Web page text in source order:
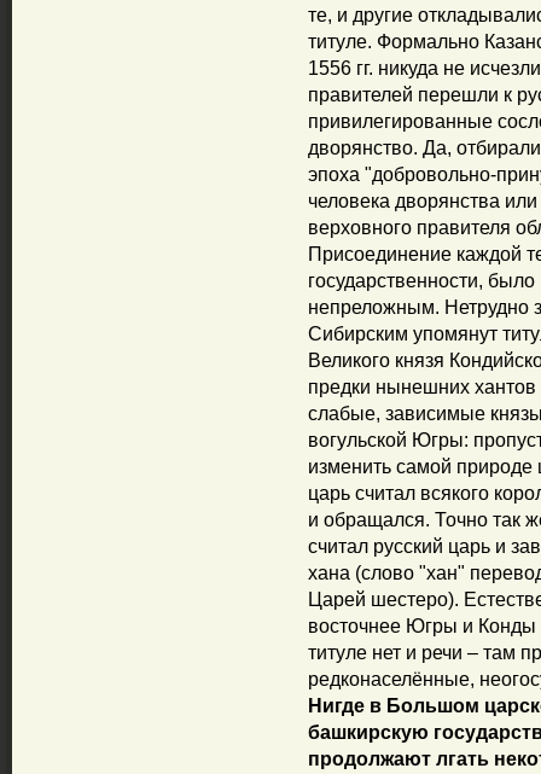
те, и другие
титуле. Формально
1556 гг. никуда не
правителей перешли к
привилегированные
дворянство. Да,
эпоха "добровольно-
человека дворянства или
верховного правителя
Присоединение каждой
государственности,
непреложным. Нетрудно
Сибирским упомянут
Великого князя
предки нынешних
слабые, зависимые
вогульской Югры:
изменить самой природе
царь считал всякого
и обращался. Точно так
считал русский царь и
хана (слово "хан"
Царей шестеро).
восточнее Югры и Конды
титуле нет и речи – там
редконаселённые,
Нигде в Большом
башкирскую
продолжают лгать